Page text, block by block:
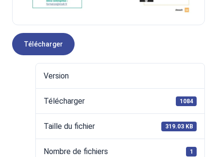
Télécharger
Version
Télécharger 1084
Taille du fichier 319.03 KB
Nombre de fichiers 1